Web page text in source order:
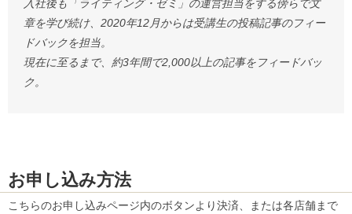
入社後も「ライティング・ゼミ」の運営担当をする傍らで文
章を学び続け、2020年12月からは受講生の投稿記事のフィー
ドバックを担当。
現在に至るまで、約3年間で2,000以上の記事をフィードバッ
ク。
お申し込み方法
こちらのお申し込みページ内のボタンより決済、または各店舗まで